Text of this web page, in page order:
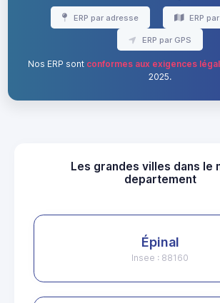
ERP par adresse ERP
ERP par GPS
Nos ERP sont conformes aux exigences
2025.
Les grandes villes dans le
departement
Épinal
Insee : 88160